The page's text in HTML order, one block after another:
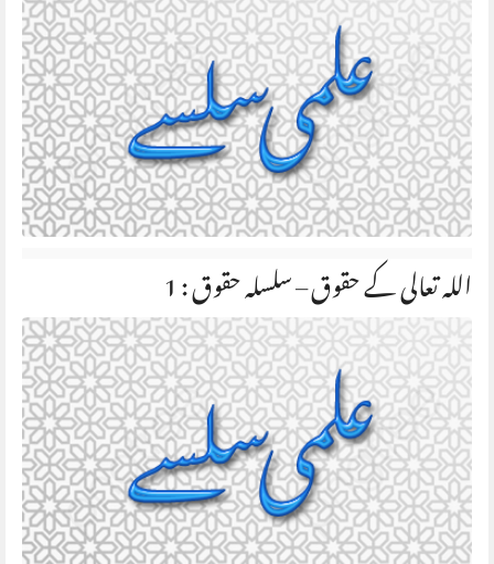
اللہ تعالی کے حقوق – سلسلہ حقوق : 1